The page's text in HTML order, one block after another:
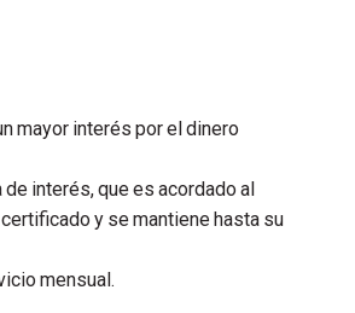
mayor interés por el dinero
de interés, que es acordado al
y se mantiene hasta su
mensual.